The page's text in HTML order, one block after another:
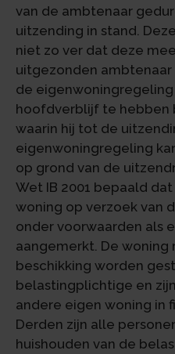
van de ambtenaar
uitzending in stand.
niet zo ver dat deze
uitgezonden
de
hoofdverblijf te hebben
waarin hij tot de
eigenwoningregeling
op grond van de
Wet IB 2001 bepaald
woning op verzoek van
onder voorwaarden als
aangemerkt. De
beschikking worden
belastingplichtige en
andere eigen woning in
Derden zijn alle
huishouden van de